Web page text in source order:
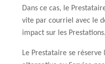
Dans ce cas, le
vite par courriel avec le
impact sur les Prestations.
Le Prestataire se